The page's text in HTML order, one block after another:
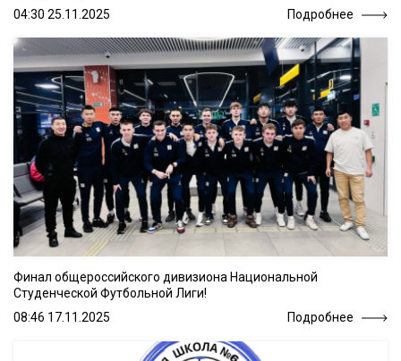
04:30 25.11.2025
Подробнее
Финал общероссийского дивизиона Национальной
Студенческой Футбольной Лиги!
08:46 17.11.2025
Подробнее